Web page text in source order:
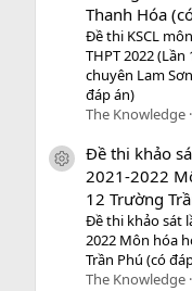
Thanh Hóa
Đề thi KSCL
THPT 2022
chuyên Lam
đáp án)
The Knowledge
icon tài liệu
Đề thi khảo
2021-2022
12 Trường
Đề thi khảo sát
2022 Môn hóa
Trần Phú (có
The Knowledge